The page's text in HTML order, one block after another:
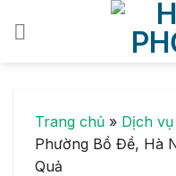
Trang chủ » Dịch vụ
Phường Bồ Đề, Hà
Quả